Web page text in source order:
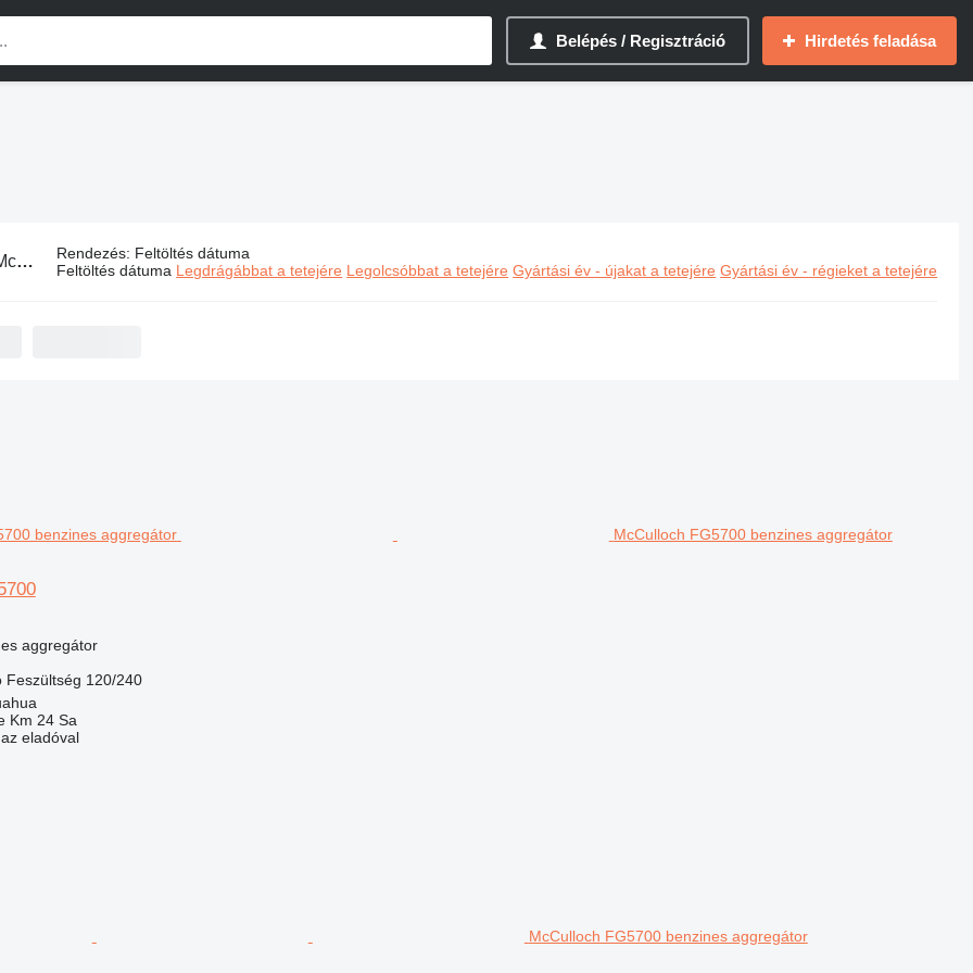
Belépés / Regisztráció Hirdetés feladása
ipari gépek Rendezés: Feltöltés dátuma
Feltöltés dátuma Legdrágábbat a tetejére Legolcsóbbat a tetejére Gyártási év - újakat a tetejére Gyártási év - régieket a tetejére
McCulloch FG5700 benzines aggregátor
aggregátor
Feszültség 120/240
Km 24 Sa
eladóval
McCulloch FG5700 benzines aggregátor